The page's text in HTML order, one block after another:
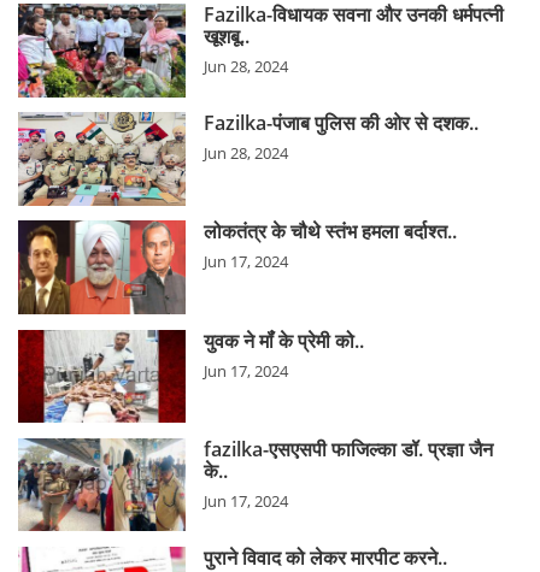
Fazilka-विधायक सवना और उनकी धर्मपत्नी
खूशबू..
Jun 28, 2024
Fazilka-पंजाब पुलिस की ओर से दशक..
Jun 28, 2024
लोकतंत्र के चौथे स्तंभ हमला बर्दाश्त..
Jun 17, 2024
युवक ने मॉंं के प्रेमी को..
Jun 17, 2024
fazilka-एसएसपी फाजिल्का डॉ. प्रज्ञा जैन
के..
Jun 17, 2024
पुराने विवाद को लेकर मारपीट करने..